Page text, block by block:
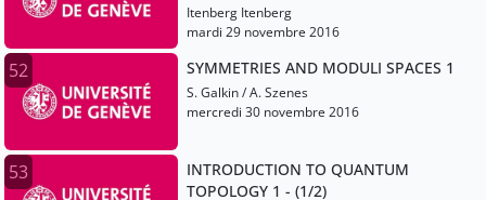
Itenberg Itenberg
mardi 29 novembre 2016
52 SYMMETRIES AND MODULI SPACES 1
S. Galkin / A. Szenes
mercredi 30 novembre 2016
53
INTRODUCTION TO QUANTUM
TOPOLOGY 1 - (1/2)